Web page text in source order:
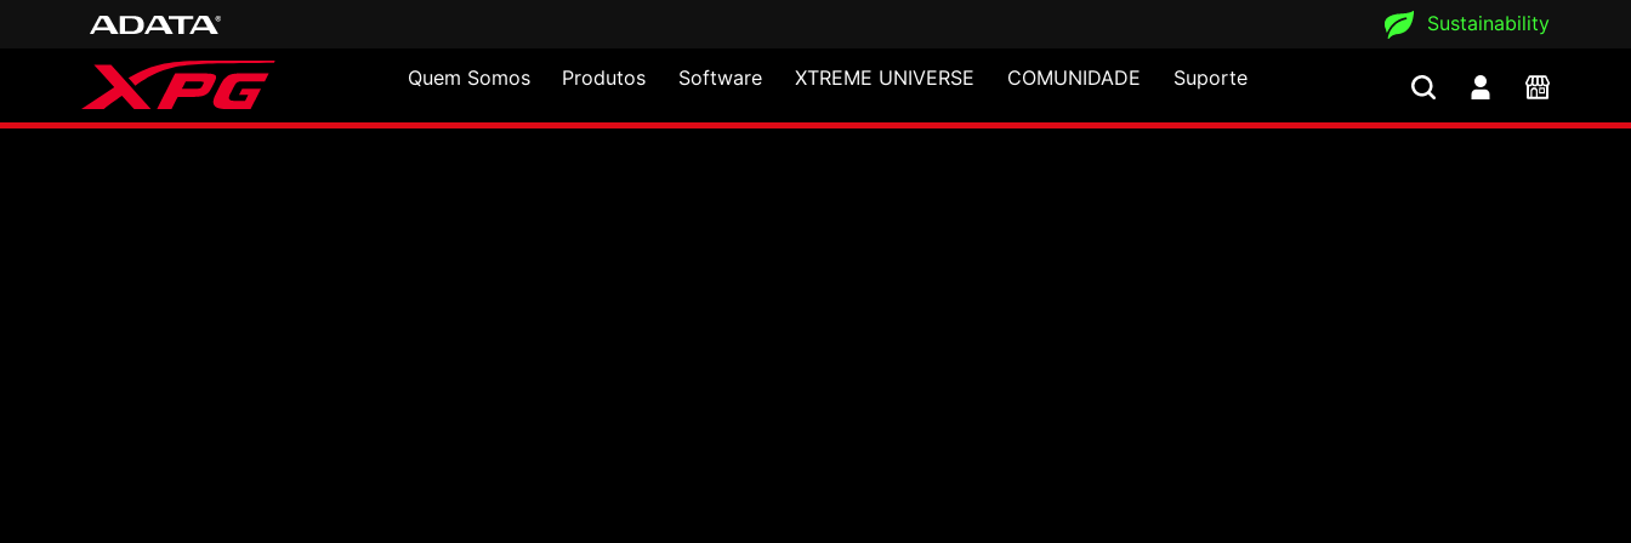
Sustainability
Quem Somos Produtos Software XTREME UNIVERSE COMUNIDADE Suporte